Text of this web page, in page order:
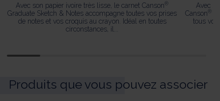
Avec son papier ivoire très lisse, le carnet Canson ®
Graduate Sketch & Notes accompagne toutes vos prises
de notes et vos croquis au crayon. Idéal en toutes
circonstances, il...
Avec
Canson ®
tous vos
Produits que vous pouvez associer